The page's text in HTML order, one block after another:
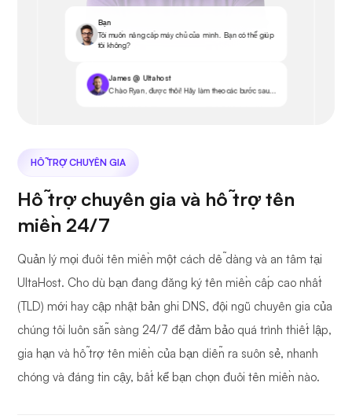
Bạn
Tôi muốn nâng cấp máy chủ của mình. Bạn có thể giúp
tôi không?
James @ Ultahost
Chào Ryan, được thôi! Hãy làm theo các bước sau...
HỖ TRỢ CHUYÊN GIA
Hỗ trợ chuyên gia và hỗ trợ tên
miền 24/7
Quản lý mọi đuôi tên miền một cách dễ dàng và an tâm tại
UltaHost. Cho dù bạn đang đăng ký tên miền cấp cao nhất
(TLD) mới hay cập nhật bản ghi DNS, đội ngũ chuyên gia của
chúng tôi luôn sẵn sàng 24/7 để đảm bảo quá trình thiết lập,
gia hạn và hỗ trợ tên miền của bạn diễn ra suôn sẻ, nhanh
chóng và đáng tin cậy, bất kể bạn chọn đuôi tên miền nào.